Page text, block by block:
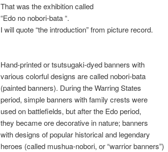
That was the exhibition called
“Edo no nobori-bata “.
I will quote “the introduction” from picture record.
Hand-printed or tsutsugaki-dyed banners with
various colorful designs are called nobori-bata
(painted banners). During the Warring States
period, simple banners with family crests were
used on battlefields, but after the Edo period,
they became ore decorative in nature; banners
with designs of popular historical and legendary
heroes (called mushua-nobori, or “warrior banners”)